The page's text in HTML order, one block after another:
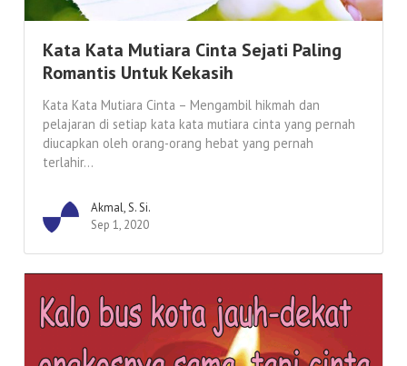
Kata Kata Mutiara Cinta Sejati Paling
Romantis Untuk Kekasih
Kata Kata Mutiara Cinta – Mengambil hikmah dan
pelajaran di setiap kata kata mutiara cinta yang pernah
diucapkan oleh orang-orang hebat yang pernah
terlahir...
Akmal, S. Si.
Sep 1, 2020